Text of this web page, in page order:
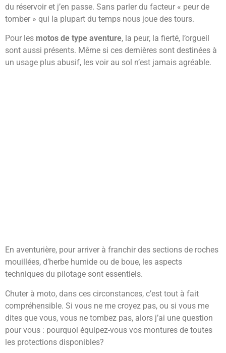
du réservoir et j’en passe. Sans parler du facteur « peur de
tomber » qui la plupart du temps nous joue des tours.
Pour les motos de type aventure, la peur, la fierté, l’orgueil
sont aussi présents. Même si ces dernières sont destinées à
un usage plus abusif, les voir au sol n’est jamais agréable.
En aventurière, pour arriver à franchir des sections de roches
mouillées, d’herbe humide ou de boue, les aspects
techniques du pilotage sont essentiels.
Chuter à moto, dans ces circonstances, c’est tout à fait
compréhensible. Si vous ne me croyez pas, ou si vous me
dites que vous, vous ne tombez pas, alors j’ai une question
pour vous : pourquoi équipez-vous vos montures de toutes
les protections disponibles?